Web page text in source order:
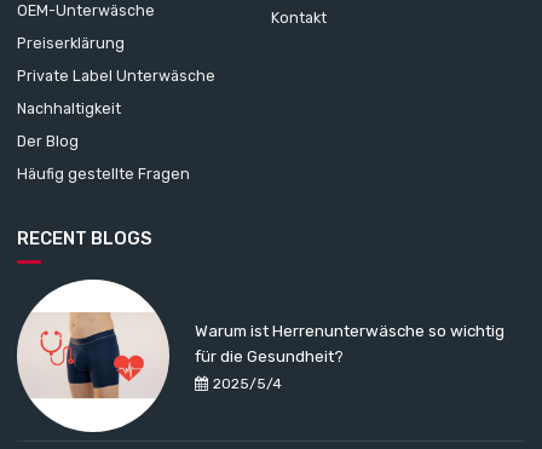
OEM-Unterwäsche
Preiserklärung
Private Label Unterwäsche
Nachhaltigkeit
Der Blog
Häufig gestellte Fragen
Kontakt
RECENT BLOGS
2025/5/4
Warum ist Herrenunterwäsche so wichtig
für die Gesundheit?